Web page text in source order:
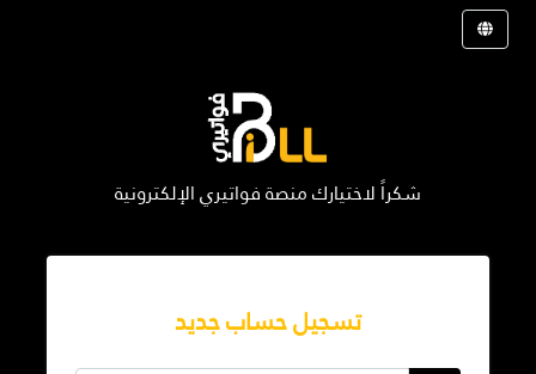
شكراً لاختيارك منصة فواتيري الإلكترونية
تسجيل حساب جديد